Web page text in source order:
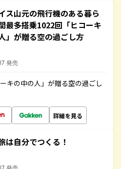
ス山元の飛行機のある暮ら
多搭乗1022回「ヒコーキ
」が贈る空の過ごし方
発売
キの中の人」が贈る空の過ごし
詳細を見る
は自分でつくる！